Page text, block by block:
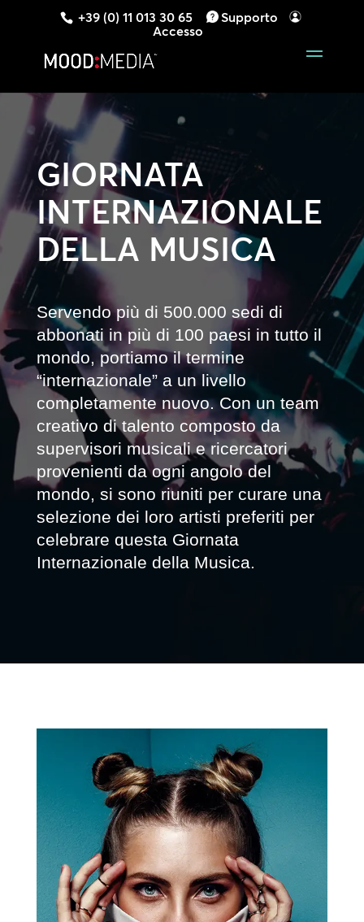
+39 (0) 11 013 30 65
Supporto
Accesso
GIORNATA
INTERNAZIONALE
DELLA MUSICA
Servendo più di 500.000 sedi di
abbonati in più di 100 paesi in tutto il
mondo, portiamo il termine
“internazionale” a un livello
completamente nuovo. Con un team
creativo di talento composto da
supervisori musicali e ricercatori
provenienti da ogni angolo del
mondo, si sono riuniti per curare una
selezione dei loro artisti preferiti per
celebrare questa Giornata
Internazionale della Musica.